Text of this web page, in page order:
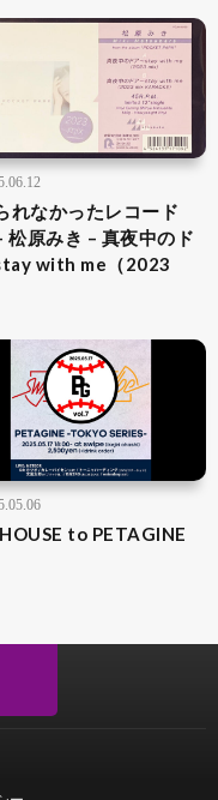
れなかったレコード
松原みき – 真夜中のド
with me（2023
to PETAGINE